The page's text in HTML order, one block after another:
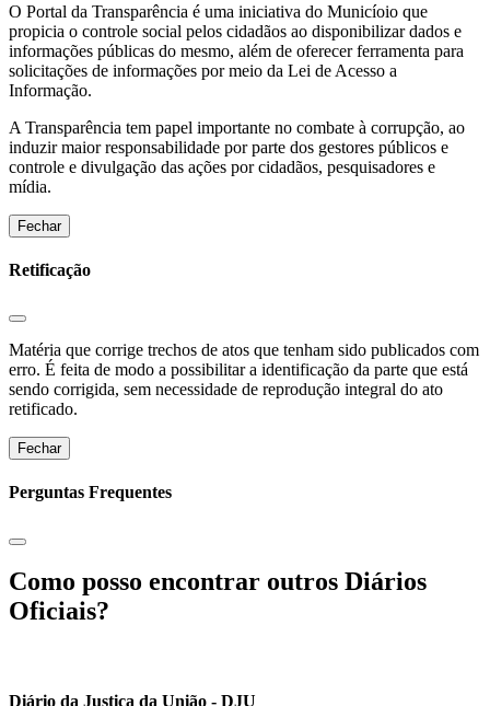
O Portal da Transparência é uma iniciativa do Municíoio que
propicia o controle social pelos cidadãos ao disponibilizar dados e
informações públicas do mesmo, além de oferecer ferramenta para
solicitações de informações por meio da Lei de Acesso a
Informação.
A Transparência tem papel importante no combate à corrupção, ao
induzir maior responsabilidade por parte dos gestores públicos e
controle e divulgação das ações por cidadãos, pesquisadores e
mídia.
Fechar
Retificação
Matéria que corrige trechos de atos que tenham sido publicados com
erro. É feita de modo a possibilitar a identificação da parte que está
sendo corrigida, sem necessidade de reprodução integral do ato
retificado.
Fechar
Perguntas Frequentes
Como posso encontrar outros Diários
Oficiais?
Diário da Justiça da União - DJU